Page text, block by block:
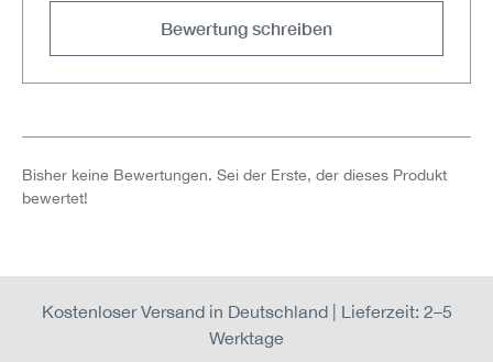
Bewertung schreiben
Bisher keine Bewertungen. Sei der Erste, der dieses Produkt
bewertet!
Kostenloser Versand in Deutschland | Lieferzeit: 2–5
Werktage